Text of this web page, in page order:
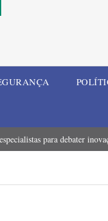
para debater